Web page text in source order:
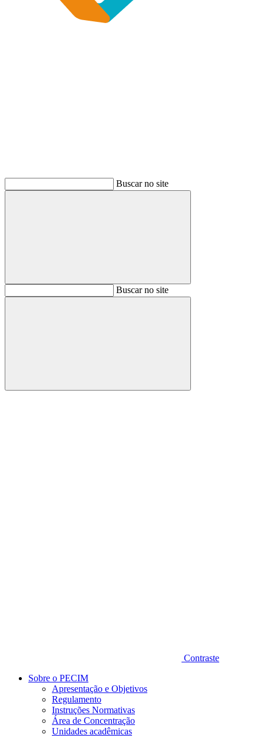
Buscar no site
BuscarBuscar no site
Buscar
Contraste
Sobre o PECIM
Apresentação e Objetivos
Regulamento
Instruções Normativas
Área de Concentração
Unidades acadêmicas